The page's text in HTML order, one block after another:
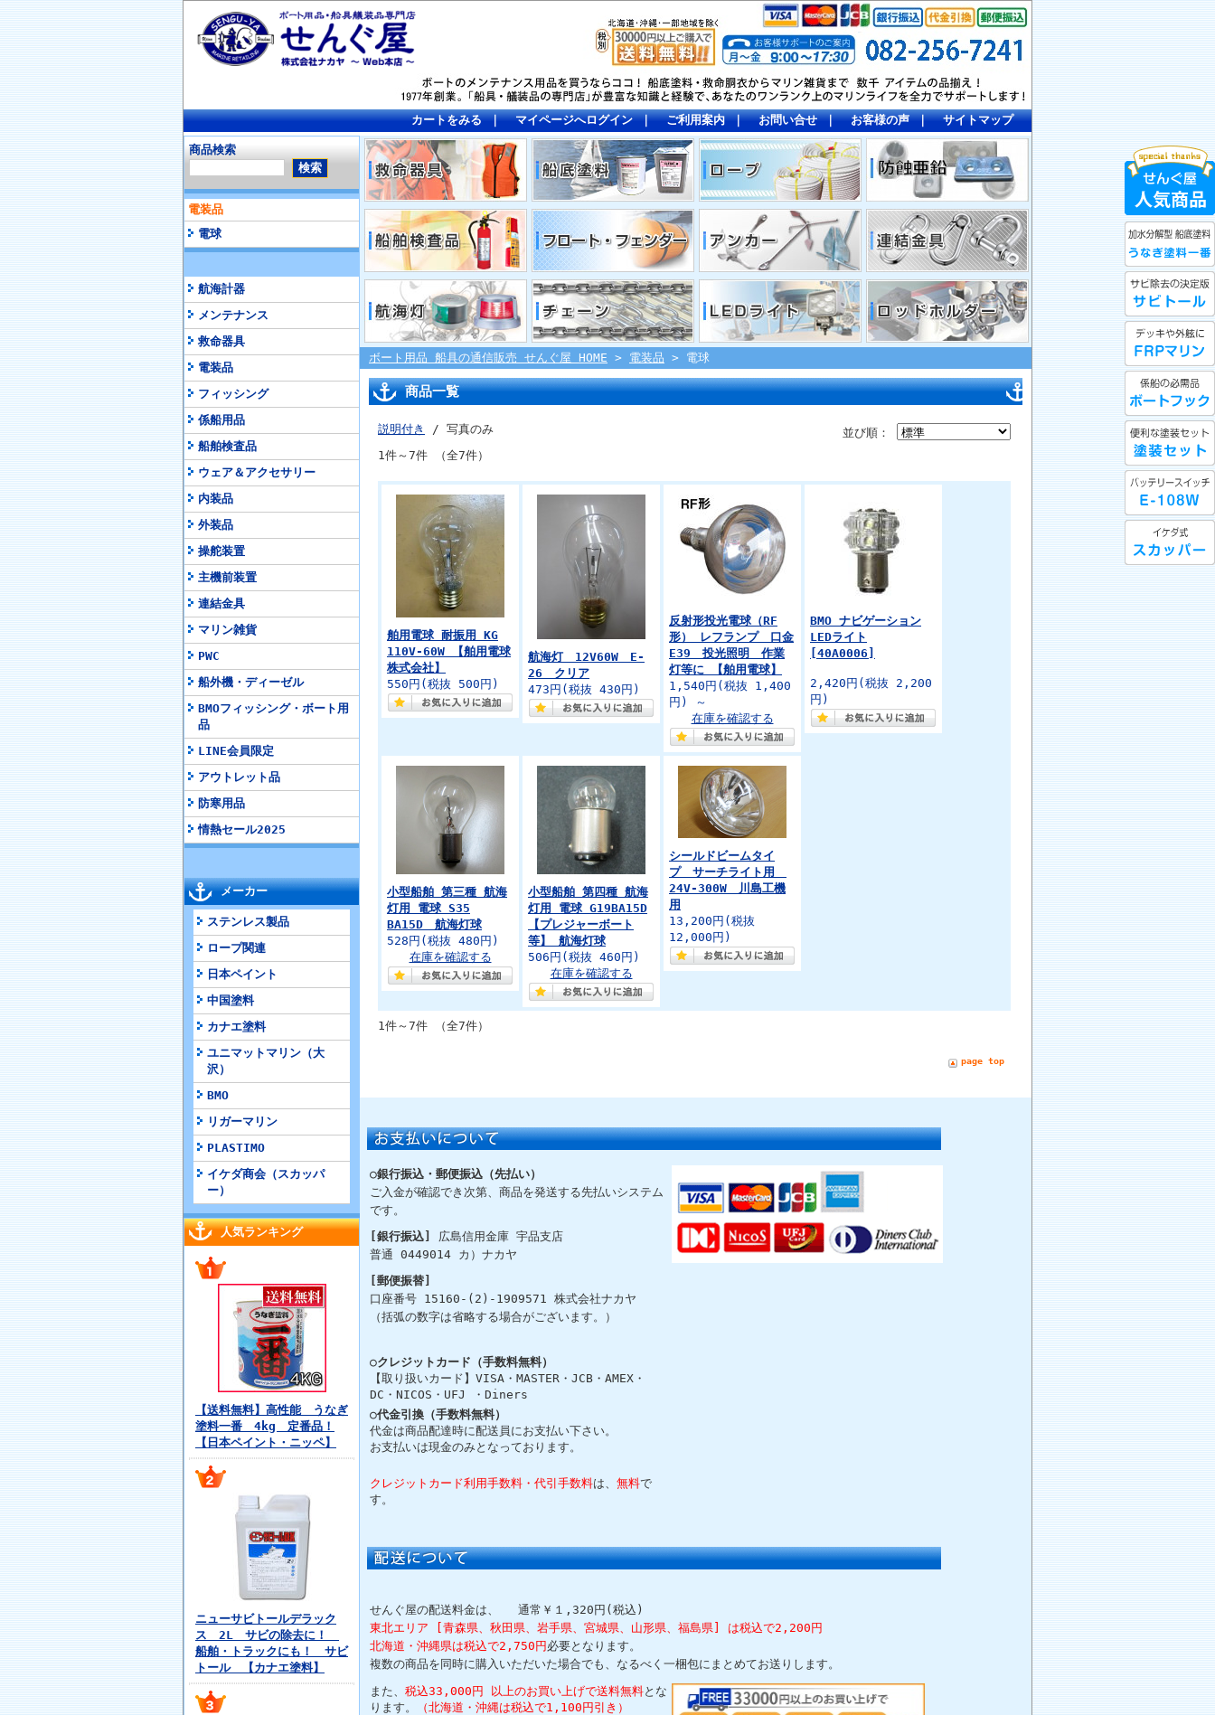
カートをみる｜ マイページへログイン｜ ご利用案内｜ お問い合せ｜ お客様の声｜ サイトマップ
商品検索
電装品
電球
航海計器
メンテナンス
救命器具
電装品
フィッシング
係船用品
船舶検査品
ウェア＆アクセサリー
内装品
外装品
操舵装置
主機前装置
連結金具
マリン雑貨
PWC
船外機・ディーゼル
BMOフィッシング・ボート用
品
LINE会員限定
アウトレット品
防寒用品
情熱セール2025
メーカー
ステンレス製品
ロープ関連
日本ペイント
中国塗料
カナエ塗料
ユニマットマリン（大
沢）
BMO
リガーマリン
PLASTIMO
イケダ商会（スカッパ
ー）
人気ランキング
【送料無料】高性能 うなぎ
塗料一番 4kg 定番品！
【日本ペイント・ニッペ】
ニューサビトールデラック
ス 2L サビの除去に！
船舶・トラックにも！ サビ
トール 【カナエ塗料】
ボート用品 船具の通信販売 せんぐ屋 HOME > 電装品 > 電球
商品一覧
並び順：
説明付き
/ 写真のみ
1件～7件 （全7件）
舶用電球 耐振用 KG
110V-60W 【舶用電球
株式会社】
550円 (税抜 500円)
航海灯 12V60W E-
26 クリア
473円 (税抜 430円)
反射形投光電球（RF
形） レフランプ 口金
E39 投光照明 作業
灯等に 【舶用電球】
1,540円 (税抜 1,400
円)
～
在庫を確認する
BMO ナビゲーション
LEDライト
[40A0006]
2,420円 (税抜 2,200
円)
小型船舶 第三種 航海
灯用 電球 S35
BA15D 航海灯球
528円 (税抜 480円)
在庫を確認する
小型船舶 第四種 航海
灯用 電球 G19BA15D
【プレジャーボート
等】 航海灯球
506円 (税抜 460円)
在庫を確認する
シールドビームタイ
プ サーチライト用
24V-300W 川島工機
用
13,200円 (税抜
12,000円)
1件～7件 （全7件）
page top
○銀行振込・郵便振込（先払い）
ご入金が確認でき次第、商品を発送する先払いシステム
です。
[銀行振込]
広島信用金庫 宇品支店
普通 0449014 カ）ナカヤ
[郵便振替]
口座番号 15160-(2)-1909571 株式会社ナカヤ
（括弧の数字は省略する場合がございます。）
○クレジットカード（手数料無料）
【取り扱いカード】VISA・MASTER・JCB・AMEX・
DC・NICOS・UFJ ・Diners
○代金引換（手数料無料）
代金は商品配達時に配送員にお支払い下さい。
お支払いは現金のみとなっております。
クレジットカード利用手数料・代引手数料は、 無料で
す。
せんぐ屋の配送料金は、
通常￥１,320円(税込)
東北エリア [青森県、秋田県、岩手県、宮城県、山形県、福島県] は税込で2,200円
北海道・沖縄県は税込で2,750円 必要となります。
複数の商品を同時に購入いただいた場合でも、なるべく一梱包にまとめてお送りします。
また、 税込33,000円 以上のお買い上げで送料無料とな
ります。
（北海道・沖縄は税込で1,100円引き）